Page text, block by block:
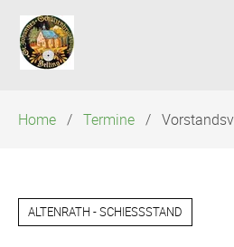
überspringen
Home Termine
ALTENRATH - SCHIESSSTAND